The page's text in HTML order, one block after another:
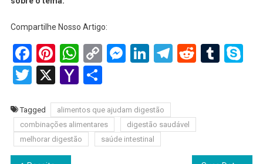
Compartilhe Nosso Artigo:
Facebook
Pinterest
WhatsApp
Copy
Link
Messenger
LinkedIn
Telegram
Reddit
Twitter
X YahooShare
Tagged
alimentos que ajudam digestão
combinações alimentares
digestão saudável
melhorar digestão
saúde intestinal